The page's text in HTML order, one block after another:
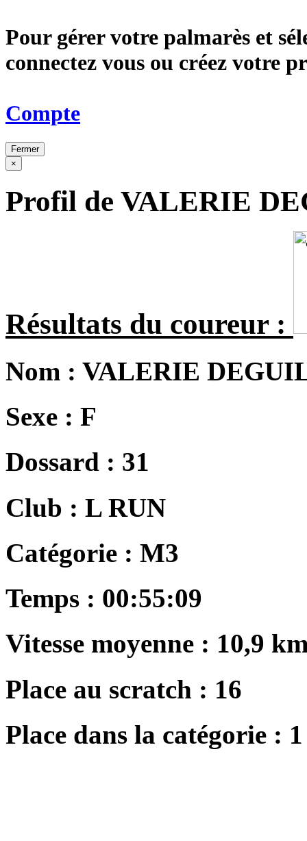
Pour gérer votre palmarès et
connectez vous ou créez votre
Compte
Fermer
×
Profil de VALERIE
Résultats du coureur :
Nom : VALERIE
Sexe : F
Dossard : 31
Club : L RUN
Catégorie : M3
Temps : 00:55:09
Vitesse moyenne : 10,9
Place au scratch : 16
Place dans la catégorie : 1